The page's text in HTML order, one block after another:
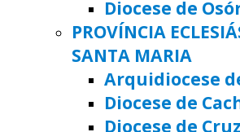
Diocese de
PROVÍNCIA
SANTA MARIA
Arquidiocese
Diocese de
Diocese de